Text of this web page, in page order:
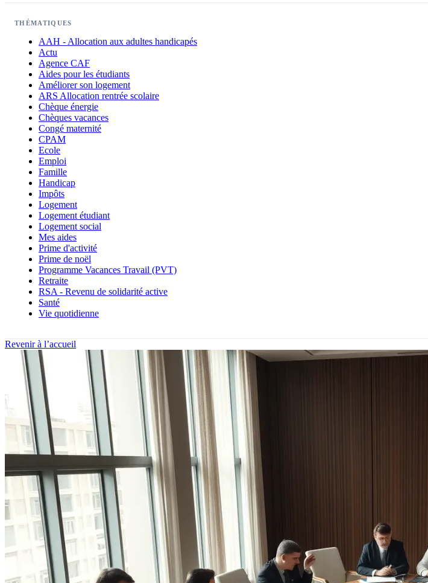
THÉMATIQUES
AAH - Allocation aux adultes handicapés
Actu
Agence CAF
Aides pour les étudiants
Améliorer son logement
ARS Allocation rentrée scolaire
Chèque énergie
Chèques vacances
Congé maternité
CPAM
Ecole
Emploi
Famille
Handicap
Impôts
Logement
Logement étudiant
Logement social
Mes aides
Prime d'activité
Prime de noël
Programme Vacances Travail (PVT)
Retraite
RSA - Revenu de solidarité active
Santé
Vie quotidienne
Revenir à l’accueil